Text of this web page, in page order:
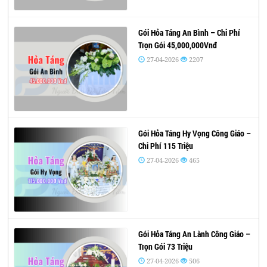
Gói Hỏa Táng An Bình – Chi Phí
Trọn Gói 45,000,000Vnđ
27-04-2026 2207
Gói Hỏa Táng Hy Vọng Công Giáo –
Chi Phí 115 Triệu
27-04-2026 465
Gói Hỏa Táng An Lành Công Giáo –
Trọn Gói 73 Triệu
27-04-2026 506